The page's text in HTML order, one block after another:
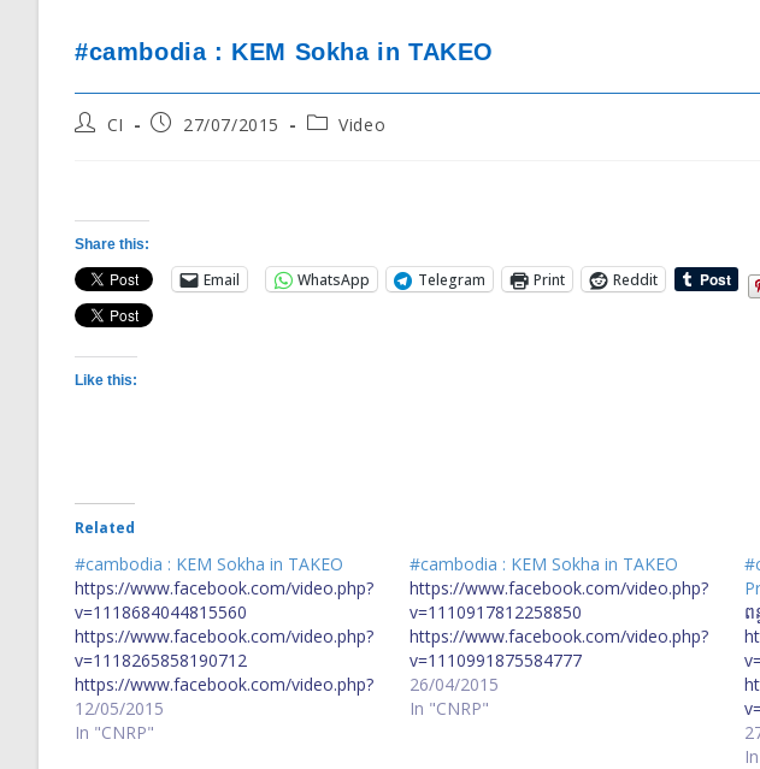
#cambodia : KEM Sokha in TAKEO
PostCI
Post27/07/2015
PostVideo
Share this:
Email WhatsApp Telegram Print Reddit
Like this:
Related
#cambodia : KEM Sokha in TAKEO
https://www.facebook.com/video.php?
v=1118684044815560
https://www.facebook.com/video.php?
v=1118265858190712
https://www.facebook.com/video.php?
v=1119286751421956
12/05/2015
In "CNRP"
#cambodia : KEM Sokha in TAKEO
https://www.facebook.com/video.php?
v=1110917812258850
https://www.facebook.com/video.php?
v=1110991875584777
26/04/2015
In "CNRP"
ព